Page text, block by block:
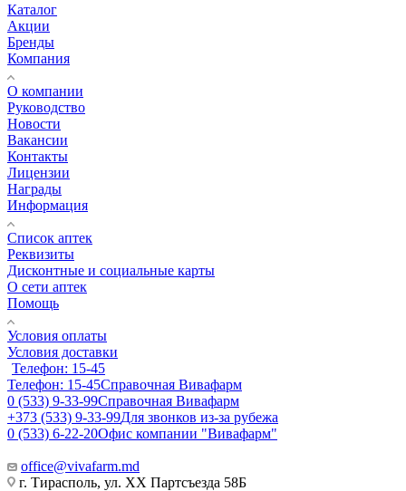
Каталог
Акции
Бренды
Компания
О компании
Руководство
Новости
Вакансии
Контакты
Лицензии
Награды
Информация
Список аптек
Реквизиты
Дисконтные и социальные карты
О сети аптек
Помощь
Условия оплаты
Условия доставки
Телефон: 15-45
Телефон: 15-45Справочная Вивафарм
0 (533) 9-33-99Справочная Вивафарм
+373 (533) 9-33-99Для звонков из-за рубежа
0 (533) 6-22-20Офис компании "Вивафарм"
office@vivafarm.md
г. Тирасполь, ул. ХХ Партсъезда 58Б